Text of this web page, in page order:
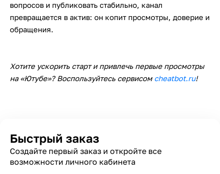
вопросов и публиковать стабильно, канал
превращается в актив: он копит просмотры, доверие и
обращения.
Хотите ускорить старт и привлечь первые просмотры
на «Ютубе»? Воспользуйтесь сервисом cheatbot.ru!
Быстрый заказ
Создайте первый заказ и откройте все
возможности личного кабинета